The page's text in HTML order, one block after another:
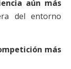
aún más
del entorno
más